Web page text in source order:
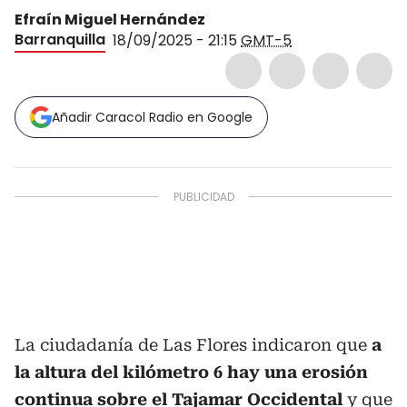
Efraín Miguel Hernández
Barranquilla 18/09/2025 - 21:15GMT-5
Añadir Caracol Radio en Google
La ciudadanía de Las Flores indicaron que a
la altura del kilómetro 6 hay una erosión
continua sobre el Tajamar Occidental y que